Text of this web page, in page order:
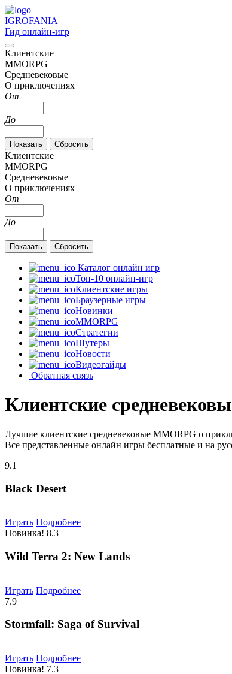
IGROFANIA
Гид онлайн-игр
Клиентские
MMORPG
Средневековые
О приключениях
От
До
Клиентские
MMORPG
Средневековые
О приключениях
От
До
Каталог онлайн игр
Топ-10 онлайн-игр
Клиентские игры
Браузерные игры
Новинки
MMORPG
Стратегии
Шутеры
Новости
Видеогайды
Обратная связь
Клиентские
Лучшие клиентские средневековые MMORPG о
Все представленные онлайн игры бесплатные и на
9.1
Black Desert
Играть Подробнее
Новинка! 8.3
Wild Terra 2: New Lands
Играть Подробнее
7.9
Stormfall: Saga of Survival
Играть Подробнее
Новинка! 7.3